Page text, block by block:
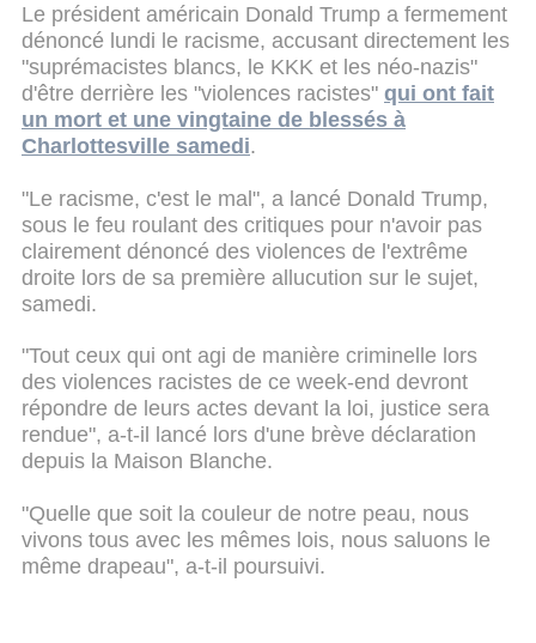
Le président américain Donald Trump a fermement
dénoncé lundi le racisme, accusant directement les
"suprémacistes blancs, le KKK et les néo-nazis"
d'être derrière les "violences racistes" qui ont fait
un mort et une vingtaine de blessés à
Charlottesville samedi.
"Le racisme, c'est le mal", a lancé Donald Trump,
sous le feu roulant des critiques pour n'avoir pas
clairement dénoncé des violences de l'extrême
droite lors de sa première allucution sur le sujet,
samedi.
"Tout ceux qui ont agi de manière criminelle lors
des violences racistes de ce week-end devront
répondre de leurs actes devant la loi, justice sera
rendue", a-t-il lancé lors d'une brève déclaration
depuis la Maison Blanche.
"Quelle que soit la couleur de notre peau, nous
vivons tous avec les mêmes lois, nous saluons le
même drapeau", a-t-il poursuivi.